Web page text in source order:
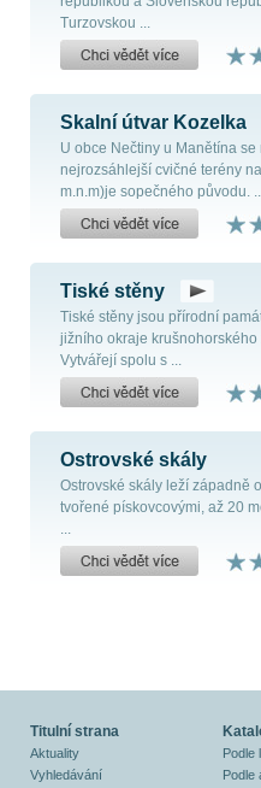
Turzovskou ...
Skalní útvar Kozelka
U obce Nečtiny u Manětína
nejrozsáhlejší cvičné terény
m.n.m)je sopečného původu.
Tiské stěny
Tiské stěny jsou přírodní
jižního okraje
Vytvářejí spolu s ...
Ostrovské skály
Ostrovské skály leží západně
tvořené pískovcovými, až 20
...
Titulní strana
Aktuality
Vyhledávání
Podle
Podle